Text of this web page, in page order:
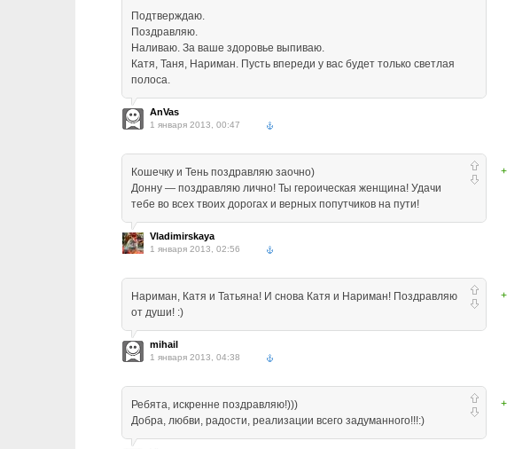
Подтверждаю.
Поздравляю.
Наливаю. За ваше здоровье выпиваю.
Катя, Таня, Нариман. Пусть впереди у вас будет только светлая
полоса.
AnVas
1 января 2013, 00:47
Кошечку и Тень поздравляю заочно)
Донну — поздравляю лично! Ты героическая женщина! Удачи
тебе во всех твоих дорогах и верных попутчиков на пути!
Vladimirskaya
1 января 2013, 02:56
Нариман, Катя и Татьяна! И снова Катя и Нариман! Поздравляю
от души! :)
mihail
1 января 2013, 04:38
Ребята, искренне поздравляю!)))
Добра, любви, радости, реализации всего задуманного!!!:)